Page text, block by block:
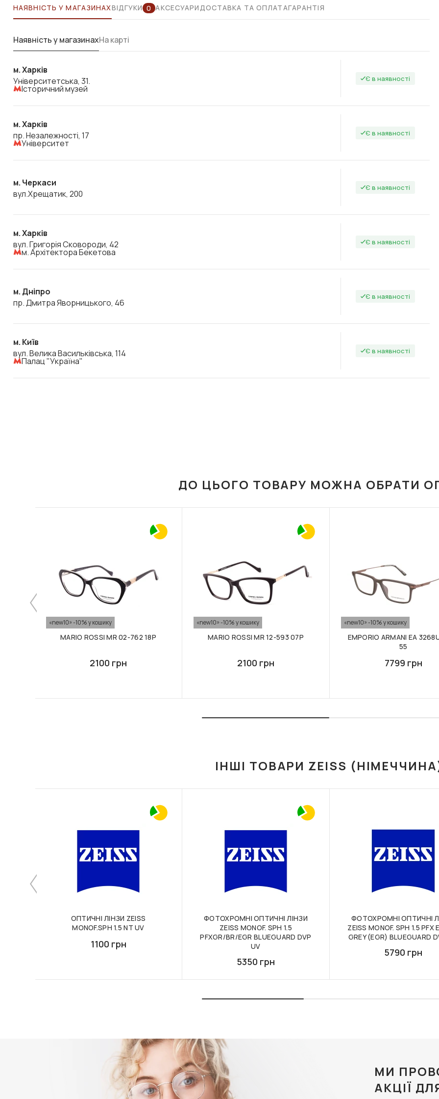
НАЯВНІСТЬ У МАГАЗИНАХВІДГУКИ 0 АКСЕСУАРИДОСТАВКА ТА ОПЛАТАГАРАНТІЯ
Наявність у магазинахНа карті
м. Харків
Університетська, 31.
Історичний музей
Є в наявності
м. Харків
пр. Незалежності, 17
Університет
Є в наявності
м. Черкаси
вул.Хрещатик, 200
Є в наявності
м. Харків
вул. Григорія Сковороди, 42
м. Архітектора Бекетова
Є в наявності
м. Дніпро
пр. Дмитра Яворницького, 46
Є в наявності
м. Київ
вул. Велика Васильківська, 114
Палац "Україна"
Є в наявності
ДО ЦЬОГО ТОВАРУ МОЖНА ОБРАТИ
«new10» -10% у кошику
MARIO ROSSI MR 02-762 18P
2100 грн
«new10» -10% у кошику
MARIO ROSSI MR 12-593 07P
2100 грн
«new10» -10% у кошику
EMPORIO ARMANI EA
55
7799 грн
ІНШІ ТОВАРИ ZEISS
ОПТИЧНІ ЛІНЗИ ZEISS
MONOF.SPH 1.5 NT UV
1100 грн
ФОТОХРОМНІ ОПТИЧНІ ЛІНЗИ
ZEISS MONOF. SPH 1.5
PFXGR/BR/EGR BLUEGUARD DVP
UV
5350 грн
ФОТОХРОМНІ ОПТИЧНІ
ZEISS MONOF. SPH 1.5 PFX
GREY (EGR) BLUEGUARD
5790 грн
МИ
АКЦІЇ